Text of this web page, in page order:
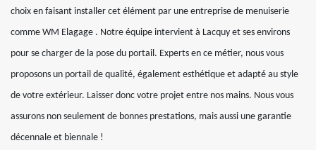
choix en faisant installer cet élément par une entreprise de menuiserie
comme WM Elagage . Notre équipe intervient à Lacquy et ses environs
pour se charger de la pose du portail. Experts en ce métier, nous vous
proposons un portail de qualité, également esthétique et adapté au style
de votre extérieur. Laisser donc votre projet entre nos mains. Nous vous
assurons non seulement de bonnes prestations, mais aussi une garantie
décennale et biennale !